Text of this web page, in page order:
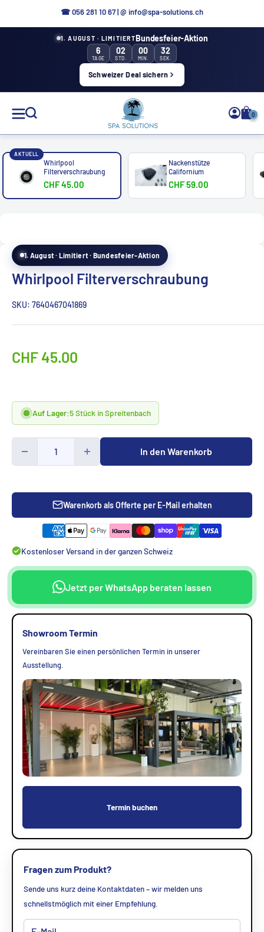
☎ 056 281 10 67|@ info@spa-solutions.ch
1. AUGUST · LIMITIERTBundesfeier-Aktion
6
TAGE
02
STD.
00
MIN.
32
SEK.
Schweizer Deal sichern
Solutions
0
AKTUELL
Whirlpool
Filterverschraubung
CHF 45.00
Nackenstütze
Californium
CHF 59.00
1. August · Limitiert · Bundesfeier-Aktion
Whirlpool Filterverschraubung
SKU: 7640467041869
Sonderpreis
CHF 45.00
Auf Lager:5 Stück in Spreitenbach
In den Warenkorb
Warenkorb als Offerte per E-Mail erhalten
Kostenloser Versand in der ganzen Schweiz
Jetzt per WhatsApp beraten lassen
Showroom Termin
Vereinbaren Sie einen persönlichen Termin in unserer
Ausstellung.
Termin buchen
Fragen zum Produkt?
Sende uns kurz deine Kontaktdaten – wir melden uns
schnellstmöglich mit einer Empfehlung.